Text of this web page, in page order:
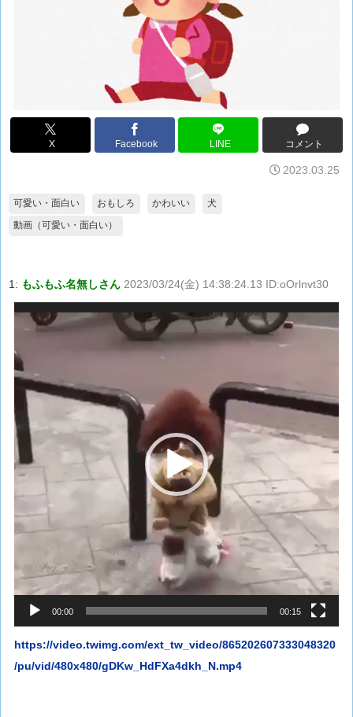
X Facebook LINE コメント
2023.03.25
可愛い・面白い おもしろ かわいい
犬
動画（可愛い・面白い）
1: もふもふ名無しさん 2023/03/24(金) 14:38:24.13 ID:oOrlnvt30
動
画
プ
レ
ー
ヤ
ー
00:00 00:15
https://video.twimg.com/ext_tw_video/865202607333048320
/pu/vid/480x480/gDKw_HdFXa4dkh_N.mp4